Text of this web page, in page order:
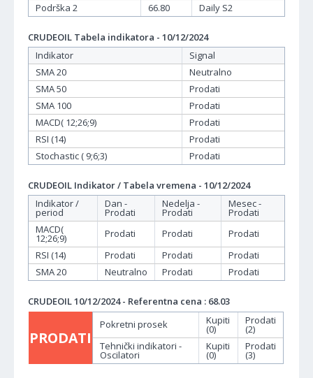
Podrška 2
66.80 Daily S2
CRUDEOIL Tabela indikatora - 10/12/2024
Indikator
Signal
SMA 20
Neutralno
SMA 50
Prodati
SMA 100
Prodati
MACD( 12;26;9)
Prodati
RSI (14)
Prodati
Stochastic ( 9;6;3)
Prodati
CRUDEOIL Indikator / Tabela vremena - 10/12/2024
Indikator /
period
Dan -
Prodati
Nedelja -
Prodati
Mesec -
Prodati
MACD(
12;26;9) Prodati Prodati
Prodati
RSI (14)
Prodati Prodati
Prodati
SMA 20
Neutralno Prodati Prodati
CRUDEOIL 10/12/2024 - Referentna cena : 68.03
PRODATI
Pokretni prosek Kupiti
(0)
Prodati
(2)
Tehnički indikatori -
Oscilatori
Kupiti
(0)
Prodati
(3)